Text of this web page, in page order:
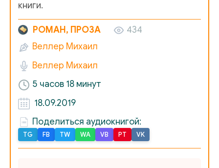
книги.
РОМАН, ПРОЗА
434
Веллер Михаил
Веллер Михаил
5 часов 18 минут
18.09.2019
Поделиться аудиокнигой:
TG FB TW WA VB PT VK